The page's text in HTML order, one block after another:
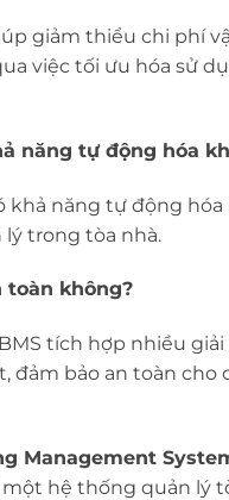
giảm thiểu chi phí
việc tối ưu hóa sử
năng tự động hóa
khả năng tự động
trong tòa nhà.
toàn không?
tích hợp nhiều
đảm bảo an toàn cho
Management
hệ thống quản lý